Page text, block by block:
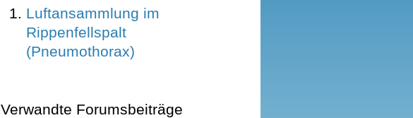
Luftansammlung im
Rippenfellspalt
(Pneumothorax)
Verwandte Forumsbeiträge